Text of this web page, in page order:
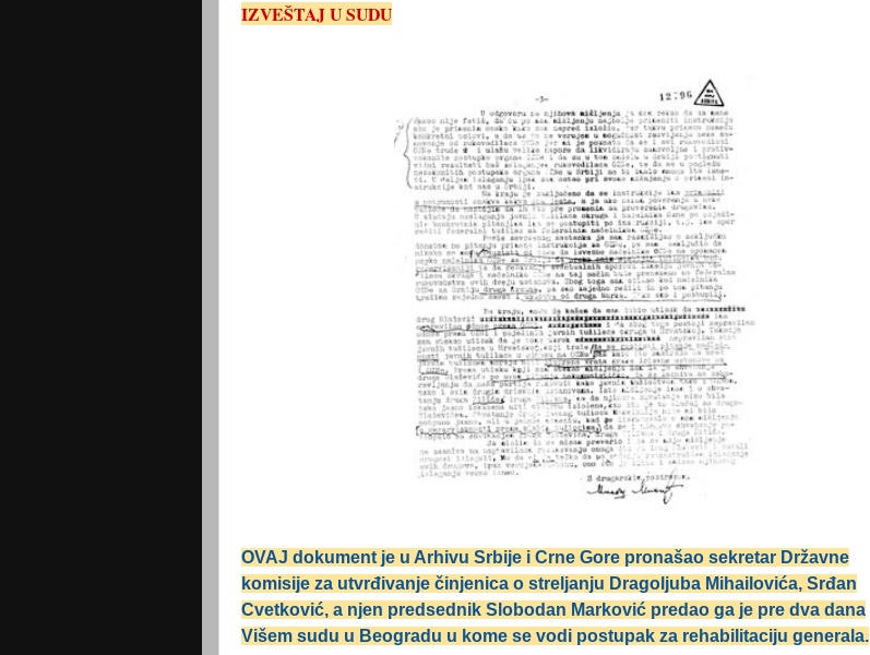
IZVEŠTAJ U SUDU
OVAJ dokument je u Arhivu Srbije i Crne Gore pronašao sekretar Državne
komisije za utvrđivanje činjenica o streljanju Dragoljuba Mihailovića, Srđan
Cvetković, a njen predsednik Slobodan Marković predao ga je pre dva dana
Višem sudu u Beogradu u kome se vodi postupak za rehabilitaciju generala.